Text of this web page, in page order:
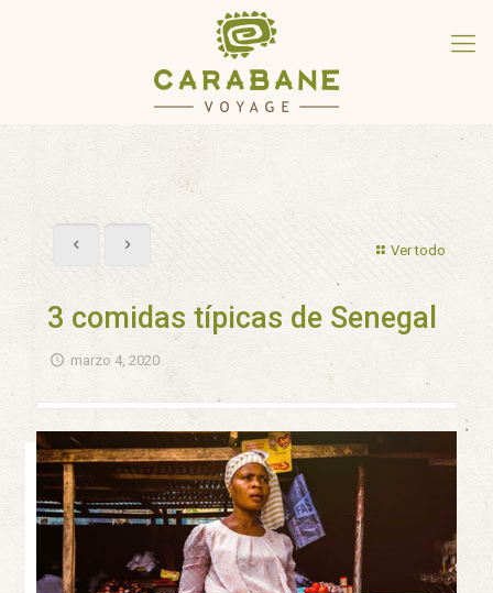
Ver todo
3 comidas típicas de Senegal
marzo 4, 2020